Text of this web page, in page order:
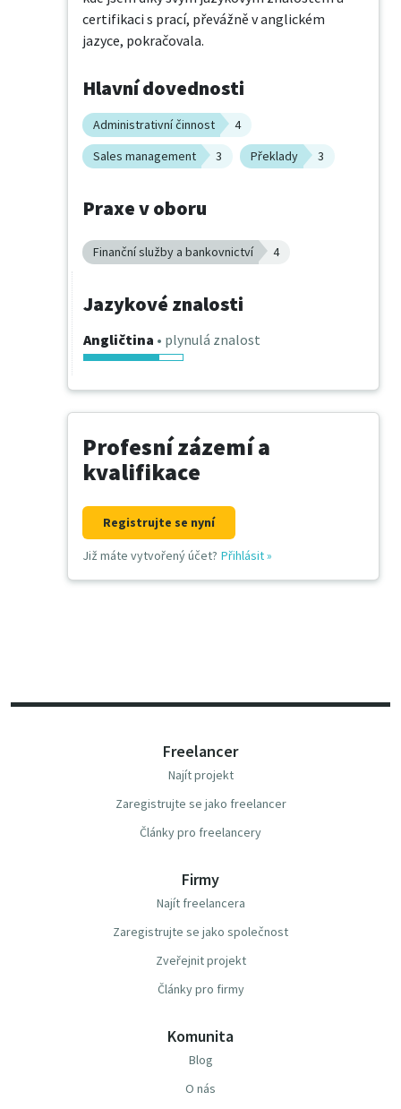
certifikaci s prací, převážně v anglickém
jazyce, pokračovala.
Hlavní dovednosti
Administrativní činnost
4
Sales management
3 Překlady 3
Praxe v oboru
Finanční služby a bankovnictví 4
Jazykové znalosti
Angličtina • plynulá znalost
Profesní zázemí a
kvalifikace
Registrujte se nyní
Již máte vytvořený účet? Přihlásit»
Freelancer
Najít projekt
Zaregistrujte se jako freelancer
Články pro freelancery
Firmy
Najít freelancera
Zaregistrujte se jako společnost
Zveřejnit projekt
Články pro firmy
Komunita
Blog
O nás